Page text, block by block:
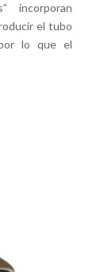
incorporan
el tubo
lo que el